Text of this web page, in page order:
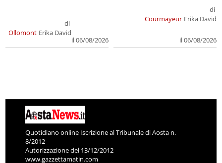
Ollomont
di
Erika David
il 06/08/2026
Courmayeur
di
Erika David
il 06/08/2026
Quotidiano online Iscrizione al Tribunale di Aosta n.
8/2012
Autorizzazione del 13/12/2012
www.gazzettamatin.com